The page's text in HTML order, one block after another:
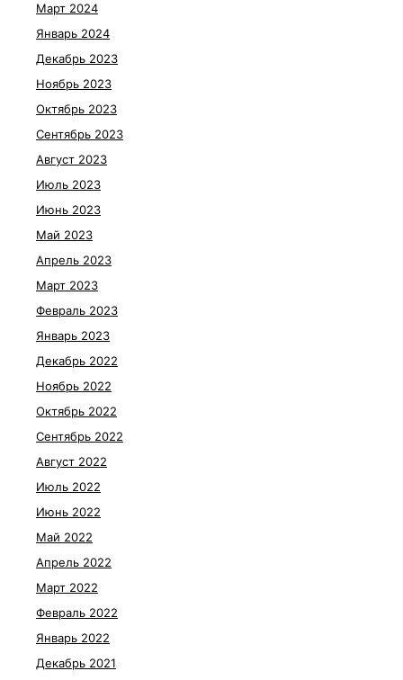
Март 2024
Январь 2024
Декабрь 2023
Ноябрь 2023
Октябрь 2023
Сентябрь 2023
Август 2023
Июль 2023
Июнь 2023
Май 2023
Апрель 2023
Март 2023
Февраль 2023
Январь 2023
Декабрь 2022
Ноябрь 2022
Октябрь 2022
Сентябрь 2022
Август 2022
Июль 2022
Июнь 2022
Май 2022
Апрель 2022
Март 2022
Февраль 2022
Январь 2022
Декабрь 2021